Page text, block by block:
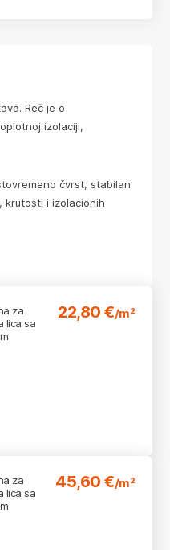
Reč je o
izolaciji,
čvrst, stabilan
krutosti i izolacionih
za
lica sa
22,80 €/m²
za
lica sa
45,60 €/m²